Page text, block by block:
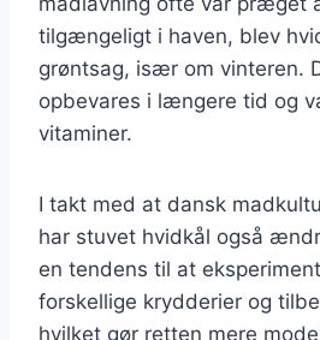
tilgængeligt i haven, blev
grøntsag, især om vinteren.
opbevares i længere tid og
vitaminer.
I takt med at dansk
har stuvet hvidkål også
en tendens til at
forskellige krydderier og
hvilket gør retten mere